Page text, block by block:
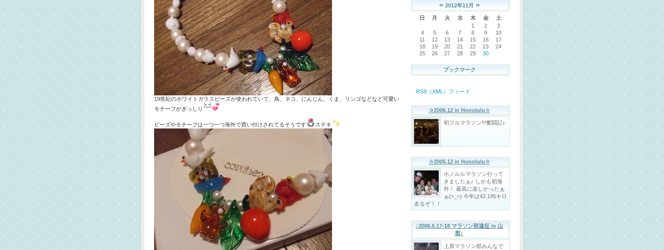
19世紀のホワイトガラスビーズが使われていて、鳥、ネコ、にんじん、くま、リンゴなどなど可愛い
モチーフがぎっしり
ビーズやモチーフは一つ一つ海外で買い付けされてるそうです ステキ
« 2012年11月 »
日 月 火 水 木 金
土
1
2
3
4
5 6 7 8 9
10
11
12 13 14 15 16
17
18
19 20 21 22 23
24
25
26 27 28 29 30
ブックマーク
RSS（XML）フィード
☆2006.12 in Honolulu☆
初フルマラソン!!!奮闘記♪
☆2005.12 in Honolulu☆
ホノルルマラソン行って
きましたぁ♪ しかも初海
外！ 最高に楽しかったぁ
ぁ(>_<) 今年は42.195キロ
走るぞ！！
♪2006.6.17-18 マラソン部遠征 in 山
梨♪
上原マラソン部みんなで